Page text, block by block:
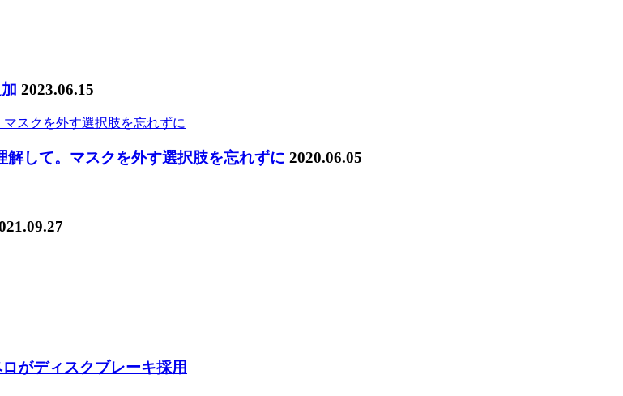
2023.06.15
して。マスクを外す選択肢を忘れずに 2020.06.05
がディスクブレーキ採用